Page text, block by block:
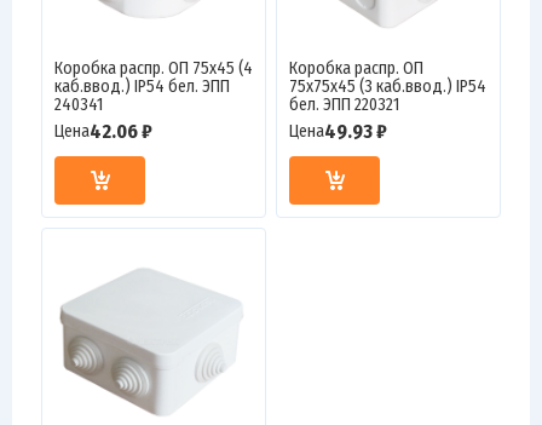
Коробка распр. ОП 75х45 (4
каб.ввод.) IP54 бел. ЭПП
240341
Цена42.06 ₽
Коробка распр. ОП
75х75х45 (3 каб.ввод.) IP54
бел. ЭПП 220321
Цена49.93 ₽